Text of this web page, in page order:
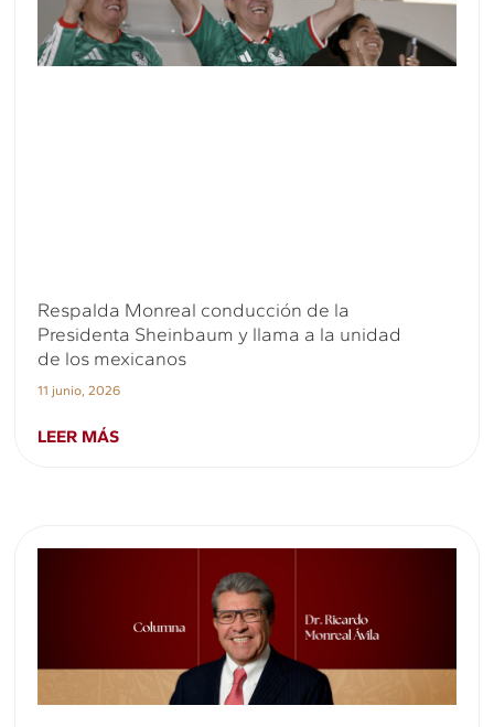
Respalda Monreal conducción de la
Presidenta Sheinbaum y llama a la unidad
de los mexicanos
11 junio, 2026
LEER MÁS